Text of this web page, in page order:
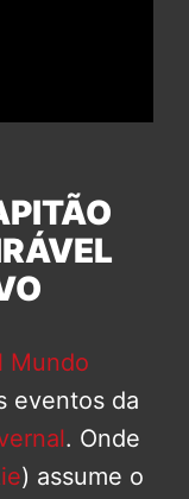
Mundo
eventos da
. Onde
) assume o